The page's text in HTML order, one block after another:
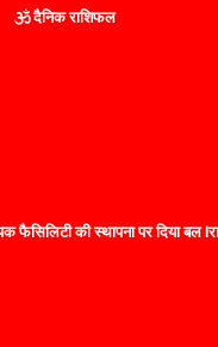
दैनिक राशिफल
फैसिलिटी की स्थापना पर दिया